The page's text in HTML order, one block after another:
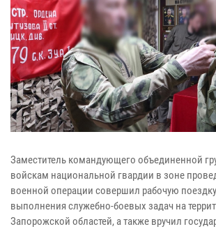
Заместитель командующего объединенной
войскам национальной гвардии в зоне
военной операции совершил рабочую
выполнения служебно-боевых задач на
Запорожской областей, а также вручил